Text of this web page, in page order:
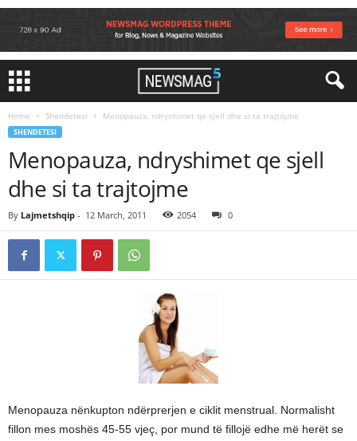
Home Shendetesi Menopauza, ndryshimet qe sjell dhe si ta trajtojme
SHENDETESI
Menopauza, ndryshimet qe sjell
dhe si ta trajtojme
By Lajmetshqip - 12 March, 2011 2054 0
Menopauza nënkupton ndërprerjen e ciklit menstrual. Normalisht
fillon mes moshës 45-55 vjeç, por mund të fillojë edhe më herët se